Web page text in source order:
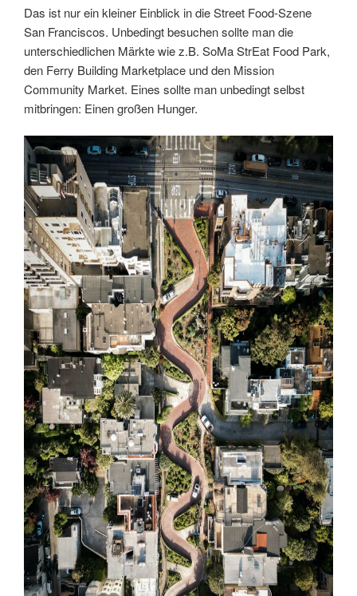
Das ist nur ein kleiner Einblick in die Street Food-Szene
San Franciscos. Unbedingt besuchen sollte man die
unterschiedlichen Märkte wie z.B. SoMa StrEat Food Park,
den Ferry Building Marketplace und den Mission
Community Market. Eines sollte man unbedingt selbst
mitbringen: Einen großen Hunger.